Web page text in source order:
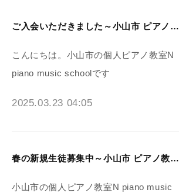
ご入会いただきました～小山市 ピアノ教室N piano music school
こんにちは。小山市の個人ピアノ教室N
piano music schoolです
2025.03.23 04:05
春の新規生徒募集中～小山市 ピアノ教室N piano music school
小山市の個人ピアノ教室N piano music